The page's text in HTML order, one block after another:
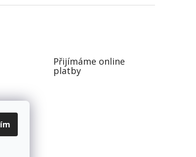
Přijímáme online
platby